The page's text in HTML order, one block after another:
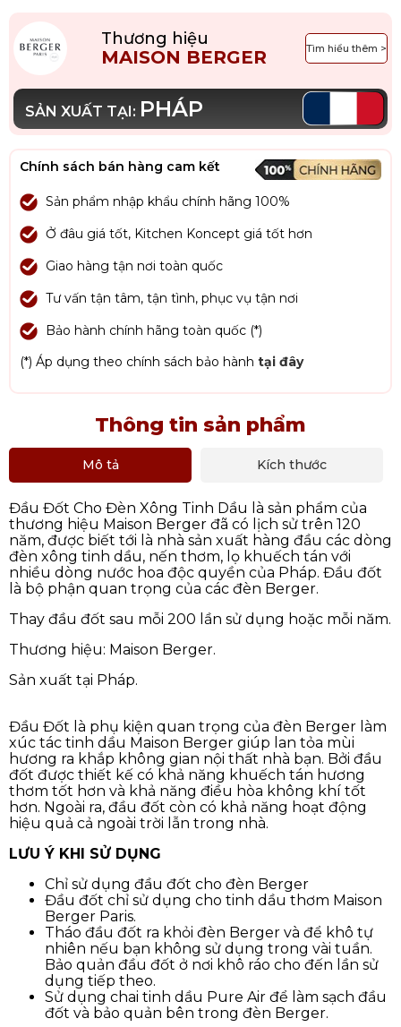
Thương hiệu
MAISON BERGER Tìm hiểu thêm >
SẢN XUẤT TẠI: PHÁP
Chính sách bán hàng cam kết
Sản phẩm nhập khẩu chính hãng 100%
Ở đâu giá tốt, Kitchen Koncept giá tốt hơn
Giao hàng tận nơi toàn quốc
Tư vấn tận tâm, tận tình, phục vụ tận nơi
Bảo hành chính hãng toàn quốc (*)
(*) Áp dụng theo chính sách bảo hành tại đây
Thông tin sản phẩm
Mô tả Kích thước
Đầu Đốt Cho Đèn Xông Tinh Dầu là sản phẩm của
thương hiệu Maison Berger đã có lịch sử trên 120
năm, được biết tới là nhà sản xuất hàng đầu các dòng
đèn xông tinh dầu, nến thơm, lọ khuếch tán với
nhiều dòng nước hoa độc quyền của Pháp. Đầu đốt
là bộ phận quan trọng của các đèn Berger.
Thay đầu đốt sau mỗi 200 lần sử dụng hoặc mỗi năm.
Thương hiệu: Maison Berger.
Sản xuất tại Pháp.
Đầu Đốt là phụ kiện quan trọng của đèn Berger làm
xúc tác tinh dầu Maison Berger giúp lan tỏa mùi
hương ra khắp không gian nội thất nhà bạn. Bởi đầu
đốt được thiết kế có khả năng khuếch tán hương
thơm tốt hơn và khả năng điều hòa không khí tốt
hơn. Ngoài ra, đầu đốt còn có khả năng hoạt động
hiệu quả cả ngoài trời lẫn trong nhà.
LƯU Ý KHI SỬ DỤNG
Chỉ sử dụng đầu đốt cho đèn Berger
Đầu đốt chỉ sử dụng cho tinh dầu thơm Maison
Berger Paris.
Tháo đầu đốt ra khỏi đèn Berger và để khô tự
nhiên nếu bạn không sử dụng trong vài tuần.
Bảo quản đầu đốt ở nơi khô ráo cho đến lần sử
dụng tiếp theo.
Sử dụng chai tinh dầu Pure Air để làm sạch đầu
đốt và bảo quản bên trong đèn Berger.